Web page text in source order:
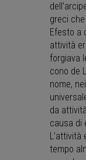
greci
Efesto a
attività
forgiava
cono de
nome,
da
causa di
L’attività
tempo